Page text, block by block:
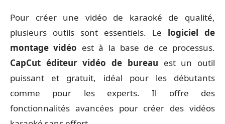
Pour créer une vidéo de karaoké de qualité,
plusieurs outils sont essentiels. Le logiciel de
montage vidéo est à la base de ce processus.
CapCut éditeur vidéo de bureau est un outil
puissant et gratuit, idéal pour les débutants
comme pour les experts. Il offre des
fonctionnalités avancées pour créer des vidéos